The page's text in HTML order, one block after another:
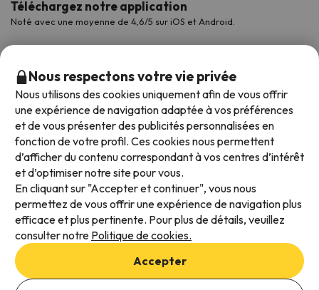
Téléchargez notre application
Noté avec une moyenne de 4,6/5 sur iOS et Android.
Modes de paiement disponibles
Conditions générales d'utilisation
Protection des données
Nous respectons votre vie privée
Nous utilisons des cookies uniquement afin de vous offrir
une expérience de navigation adaptée à vos préférences
et de vous présenter des publicités personnalisées en
fonction de votre profil. Ces cookies nous permettent
d’afficher du contenu correspondant à vos centres d’intérêt
et d’optimiser notre site pour vous.
En cliquant sur "Accepter et continuer", vous nous
permettez de vous offrir une expérience de navigation plus
efficace et plus pertinente. Pour plus de détails, veuillez
consulter notre Politique de cookies.
Accepter